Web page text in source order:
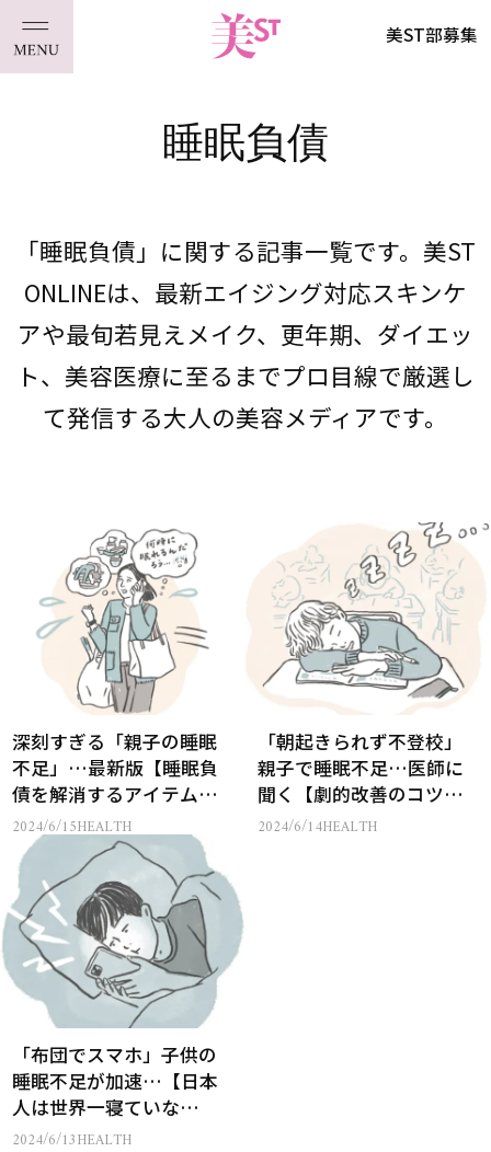
美ST部募集
睡眠負債
「睡眠負債」に関する記事一覧です。美ST
ONLINEは、最新エイジング対応スキンケ
アや最旬若見えメイク、更年期、ダイエッ
ト、美容医療に至るまでプロ目線で厳選し
て発信する大人の美容メディアです。
深刻すぎる「親子の睡眠
不足」…最新版【睡眠負
債を解消するアイテム】
５選
2024/6/15HEALTH
「朝起きられず不登校」
親子で睡眠不足…医師に
聞く【劇的改善のコツ７
選】
2024/6/14HEALTH
「布団でスマホ」子供の
睡眠不足が加速…【日本
人は世界一寝ていな
い!?】
2024/6/13HEALTH